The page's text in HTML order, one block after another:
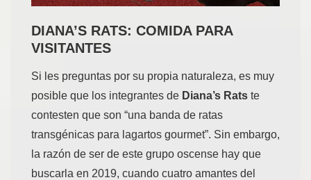
DIANA’S RATS: COMIDA PARA
VISITANTES
Si les preguntas por su propia naturaleza, es muy
posible que los integrantes de Diana’s Rats te
contesten que son “una banda de ratas
transgénicas para lagartos gourmet”. Sin embargo,
la razón de ser de este grupo oscense hay que
buscarla en 2019, cuando cuatro amantes del